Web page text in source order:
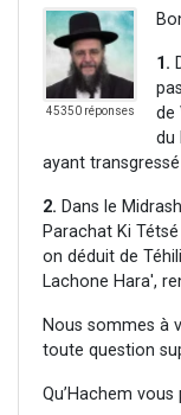
45350 réponses
1.
de
du
ayant
2. Dans le
Parachat Ki
on déduit de
Lachone Hara',
Nous sommes à
toute question
Qu’Hachem